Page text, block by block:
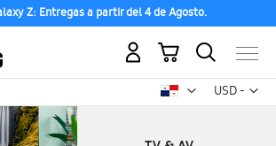
Z: Entregas a partir del 4 de Agosto.
USD -
dólar
Mi carrito